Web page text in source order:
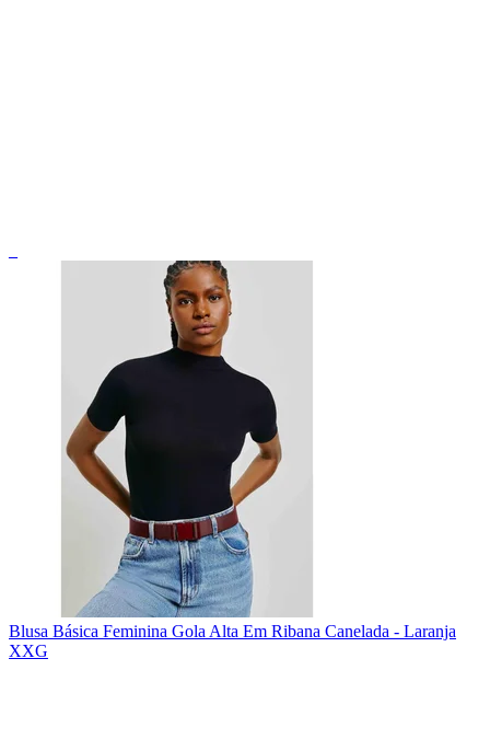
Blusa Básica Feminina Gola Alta Em Ribana Canelada - Laranja
XXG